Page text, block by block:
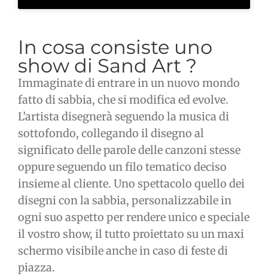
In cosa consiste uno
show di Sand Art ?
Immaginate di entrare in un nuovo mondo
fatto di sabbia, che si modifica ed evolve.
L’artista disegnerà seguendo la musica di
sottofondo, collegando il disegno al
significato delle parole delle canzoni stesse
oppure seguendo un filo tematico deciso
insieme al cliente. Uno spettacolo quello dei
disegni con la sabbia, personalizzabile in
ogni suo aspetto per rendere unico e speciale
il vostro show, il tutto proiettato su un maxi
schermo visibile anche in caso di feste di
piazza.